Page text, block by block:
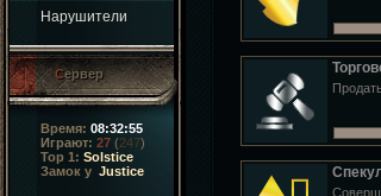
Нарушители
Сервер
Время: 08:32:56
Играют: 27 (247)
Top 1: Solstice
Замок у Justice